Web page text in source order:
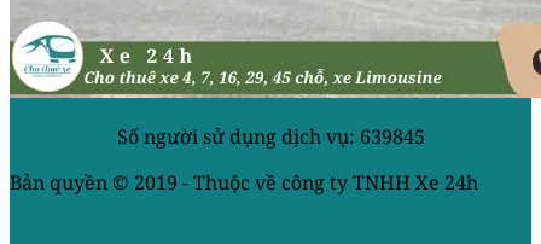
Số người sử dụng dịch vụ: 639845
Bản quyền © 2019 - Thuộc về công ty TNHH Xe 24h